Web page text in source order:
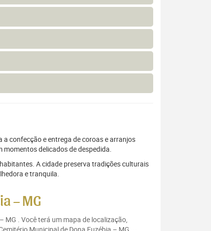
a confecção e entrega de coroas e arranjos
delicados de despedida.
A cidade preserva tradições culturais
e tranquila.
– MG
MG . Você terá um mapa de localização,